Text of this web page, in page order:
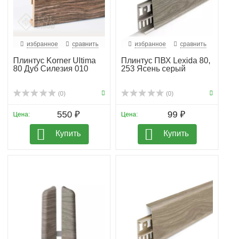
избранное сравнить
Плинтус Korner Ultima
80 Дуб Силезия 010
(0)
Цена: 550 ₽
Купить
избранное сравнить
Плинтус ПВХ Lexida 80,
253 Ясень серый
(0)
Цена: 99 ₽
Купить